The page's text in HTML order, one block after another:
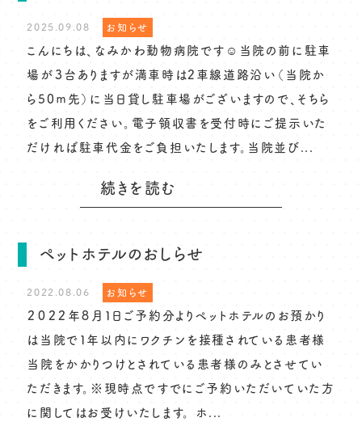
2025.09.08 お知らせ
こんにちは、なみかわ動物病院です☺当院の前に駐車
場が３台ありますが満車時は2車線道路沿い（当院か
ら50ｍ先）に当日貸し駐車場がございますので、そちら
をご利用ください。電子領収書を受付時にご提示いた
だければ駐車代金をご負担いたします。当院並び...
続きを読む
ペットホテルのおしらせ
2022.08.06 お知らせ
２０２２年８月１日ご予約分よりペットホテルのお預かり
は当院で１年以内にワクチンを接種されている患者様
当院をかかりつけとされている患者様のみとさせてい
ただきます。※現時点ですでにご予約いただいていた方
に関してはお受けいたします。 ホ...